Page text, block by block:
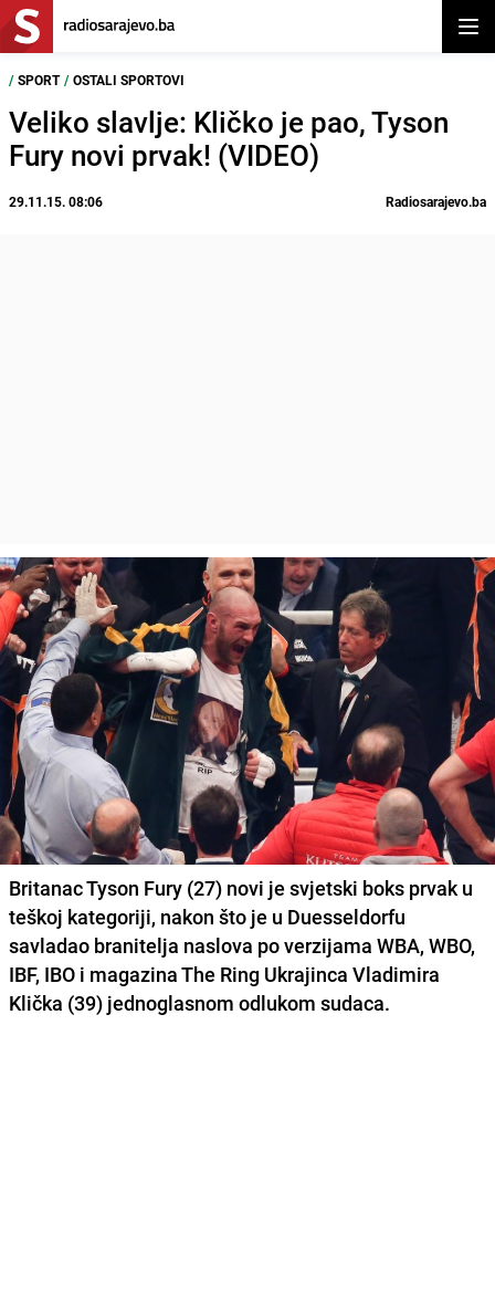
/ SPORT / OSTALI SPORTOVI
Veliko slavlje: Kličko je pao, Tyson
Fury novi prvak! (VIDEO)
29.11.15. 08:06 Radiosarajevo.ba
Britanac Tyson Fury (27) novi je svjetski boks prvak u
teškoj kategoriji, nakon što je u Duesseldorfu
savladao branitelja naslova po verzijama WBA, WBO,
IBF, IBO i magazina The Ring Ukrajinca Vladimira
Klička (39) jednoglasnom odlukom sudaca.